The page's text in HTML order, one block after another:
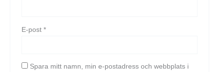
E-post *
Spara mitt namn, min e-postadress och webbplats i